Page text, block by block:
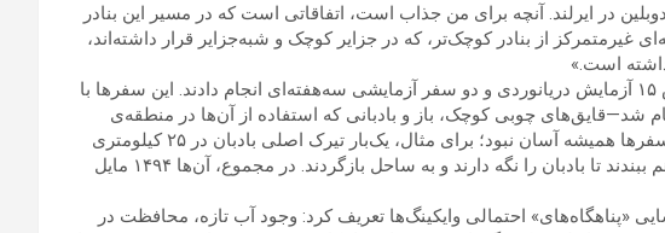
در ایرلند. آنچه برای من جذاب است، اتفاقاتی است که در مسیر این بنادر
از بنادر کوچک‌تر، که در جزایر کوچک و شبه‌جزایر قرار داشته‌اند،
است.»
بین سپتامبر ۲۰۲۱ تا ژوئیه ۲۰۲۲، جرت و خدمه‌اش ۱۵ آزمایش دریانوردی و دو سفر آزمایشی سه‌هفته‌ای انجام دادند. این سفرها با
شد—قایق‌های چوبی کوچک، باز و بادبانی که استفاده از آن‌ها در منطقه‌ی
نوردیک به حدود ۲۰۰۰ سال پیش بازمی‌گردد. این سفرها همیشه آسان نبود؛ برای مثال، یک‌بار تیرک اصلی بادبان در ۲۵ کیلومتری
ساحل شکست و آن‌ها مجبور شدند دو پارو را به هم ببندند تا بادبان را نگه دارند و به ساحل بازگردند. در مجموع، آن‌ها ۱۴۹۴ مایل
«پناهگاه‌های» احتمالی وایکینگ‌ها تعریف کرد: وجود آب تازه، محافظت در